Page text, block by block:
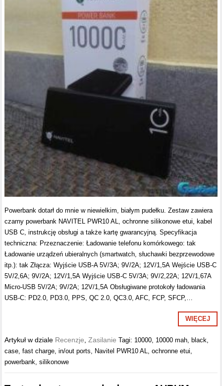
Powerbank dotarł do mnie w niewielkim, białym pudełku. Zestaw zawiera
czarny powerbank NAVITEL PWR10 AL, ochronne silikonowe etui, kabel
USB C, instrukcję obsługi a także kartę gwarancyjną. Specyfikacja
techniczna: Przeznaczenie: Ładowanie telefonu komórkowego: tak
Ładowanie urządzeń ubieralnych (smartwatch, słuchawki bezprzewodowe
itp.): tak Złącza: Wyjście USB-A 5V/3А; 9V/2А; 12V/1,5А Wejście USB-C
5V/2,6А; 9V/2А; 12V/1,5А Wyjście USB-C 5V/3А; 9V/2,22А; 12V/1,67А
Micro-USB 5V/2А; 9V/2А; 12V/1,5А Obsługiwane protokoły ładowania
USB-C: PD2.0, PD3.0, PPS, QC 2.0, QC3.0, AFC, FCP, SFCP,…
WIĘCEJ
Artykuł w dziale Recenzje,Zasilanie Tagi: 10000, 10000 mah, black,
case,fast charge,in/out ports, Navitel PWR10 AL,ochronne etui,
powerbank,silikonowe